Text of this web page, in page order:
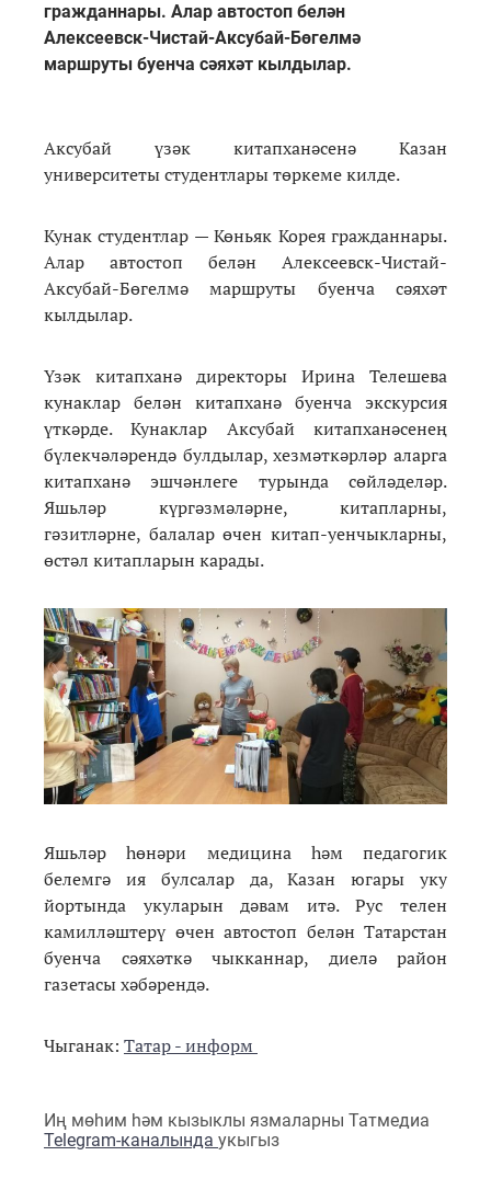
гражданнары. Алар автостоп белән
Алексеевск-Чистай-Аксубай-Бөгелмә
маршруты буенча сәяхәт кылдылар.
Аксубай үзәк китапханәсенә Казан
университеты студентлары төркеме килде.
Кунак студентлар — Көньяк Корея гражданнары.
Алар автостоп белән Алексеевск-Чистай-
Аксубай-Бөгелмә маршруты буенча сәяхәт
кылдылар.
Үзәк китапханә директоры Ирина Телешева
кунаклар белән китапханә буенча экскурсия
үткәрде. Кунаклар Аксубай китапханәсенең
бүлекчәләрендә булдылар, хезмәткәрләр аларга
китапханә эшчәнлеге турында сөйләделәр.
Яшьләр күргәзмәләрне, китапларны,
гәзитләрне, балалар өчен китап-уенчыкларны,
өстәл китапларын карады.
Яшьләр һөнәри медицина һәм педагогик
белемгә ия булсалар да, Казан югары уку
йортында укуларын дәвам итә. Рус телен
камилләштерү өчен автостоп белән Татарстан
буенча сәяхәткә чыкканнар, диелә район
газетасы хәбәрендә.
Чыганак: Татар - информ
Иң мөһим һәм кызыклы язмаларны Татмедиа
Telegram-каналында укыгыз